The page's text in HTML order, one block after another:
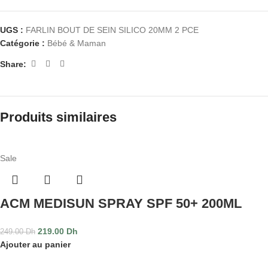
UGS : FARLIN BOUT DE SEIN SILICO 20MM 2 PCE
Catégorie : Bébé & Maman
Share:
Produits similaires
Sale
ACM MEDISUN SPRAY SPF 50+ 200ML
249.00Dh 219.00 Dh
Ajouter au panier